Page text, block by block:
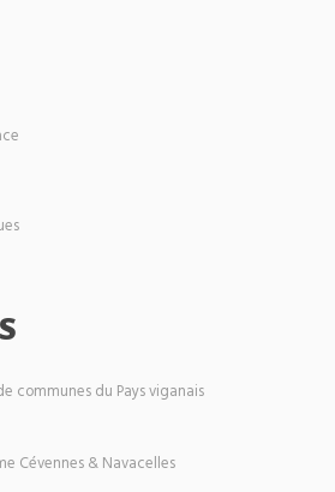
communes du Pays viganais
Cévennes & Navacelles